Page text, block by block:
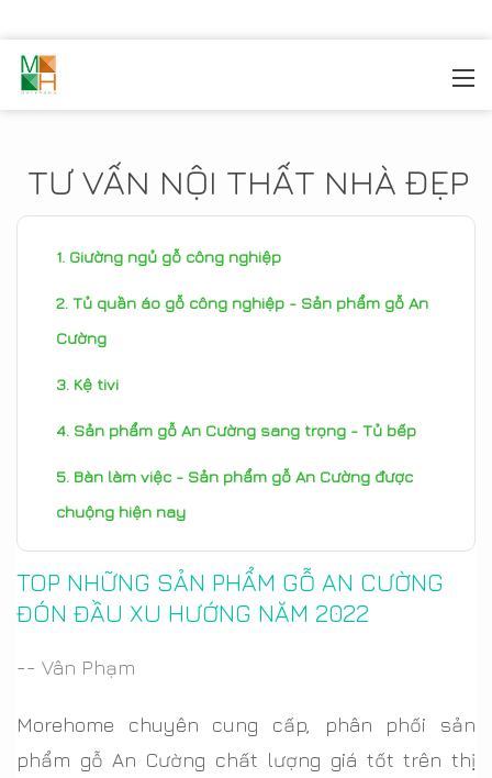
TƯ VẤN NỘI THẤT NHÀ ĐẸP
Giường ngủ gỗ công nghiệp
Tủ quần áo gỗ công nghiệp - Sản phẩm gỗ An
Cường
Kệ tivi
Sản phẩm gỗ An Cường sang trọng - Tủ bếp
Bàn làm việc - Sản phẩm gỗ An Cường được
chuộng hiện nay
TOP NHỮNG SẢN PHẨM GỖ AN CƯỜNG
ĐÓN ĐẦU XU HƯỚNG NĂM 2022
-- Vân Phạm
Morehome chuyên cung cấp, phân phối sản
phẩm gỗ An Cường chất lượng giá tốt trên thị